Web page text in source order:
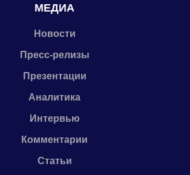
МЕДИА
Новости
Пресс-релизы
Презентации
Аналитика
Интервью
Комментарии
Статьи